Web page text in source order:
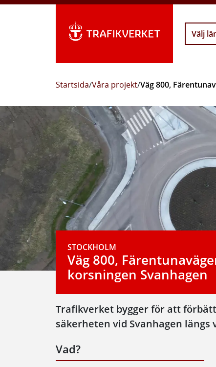
Välj
Startsida/Våra projekt/Väg 800,
STOCKHOLM
Väg 800,
korsningen Svanhagen
Trafikverket bygger för att
säkerheten vid Svanhagen längs
Vad?